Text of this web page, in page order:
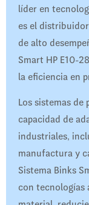
líder en
es el
de alto
Smart HP E10-
la eficiencia en
Los sistemas de
capacidad de
industriales,
manufactura y
Sistema Binks
con tecnologías